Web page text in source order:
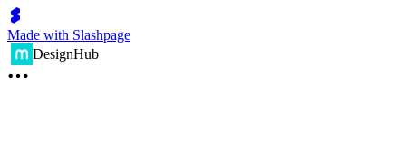
Made with Slashpage
DesignHub